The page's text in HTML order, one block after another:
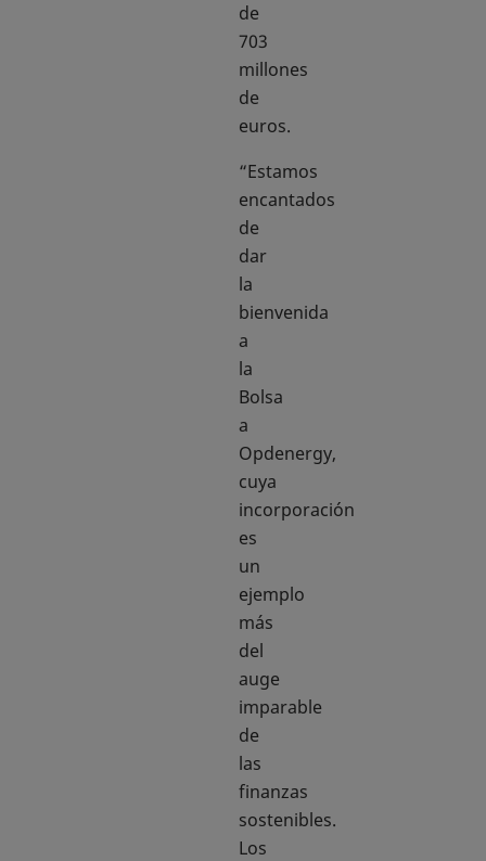
de
703
millones
de
euros.
“Estamos
encantados
de
dar
la
bienvenida
a
la
Bolsa
a
Opdenergy,
cuya
incorporación
es
un
ejemplo
más
del
auge
imparable
de
las
finanzas
sostenibles.
Los